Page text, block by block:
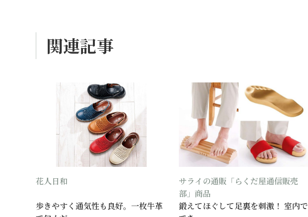
関連記事
花人日和
歩きやすく通気性も良好。一枚牛革
サライの通販「らくだ屋通信販売
部」商品
鍛えてほぐして足裏を刺激！ 室内で